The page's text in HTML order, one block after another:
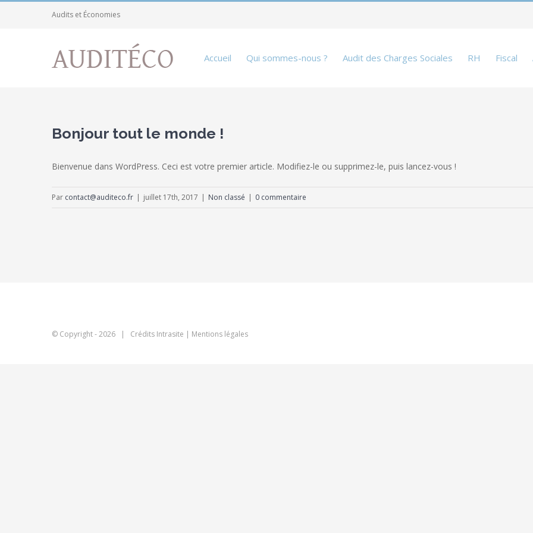
Audits et Économies
Accueil Qui sommes-nous ? Audit des Charges Sociales RH Fiscal
Bonjour tout le monde !
Bienvenue dans WordPress. Ceci est votre premier article. Modifiez-le ou supprimez-le, puis lancez-vous !
Par contact@auditeco.fr | juillet 17th, 2017 | Non classé | 0 commentaire
© Copyright -2026 | Crédits Intrasite | Mentions légales